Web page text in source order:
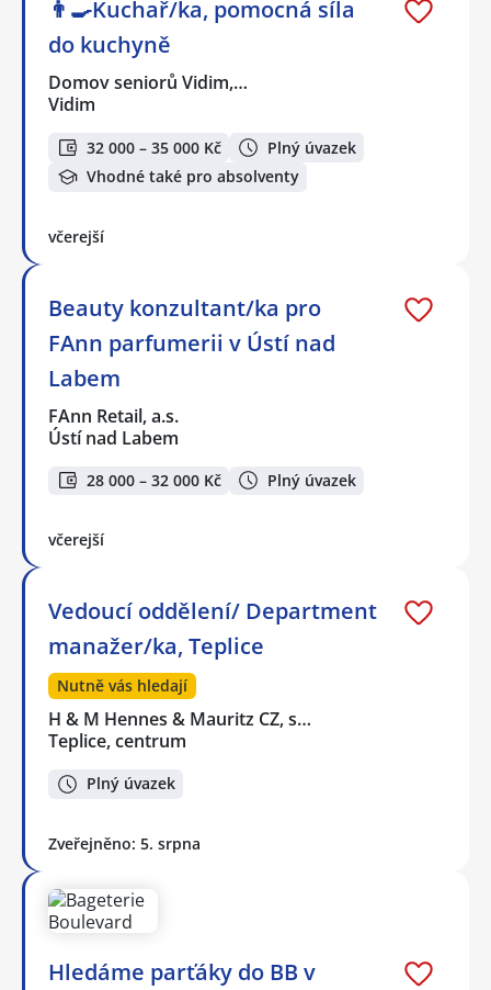
👨‍🍳Kuchař/ka, pomocná síla
do kuchyně
Domov seniorů Vidim,…
Vidim
32 000 – 35 000 Kč
Plný úvazek
Vhodné také pro absolventy
včerejší
Beauty konzultant/ka pro
FAnn parfumerii v Ústí nad
Labem
FAnn Retail, a.s.
Ústí nad Labem
28 000 – 32 000 Kč Plný úvazek
včerejší
Vedoucí oddělení/ Department
manažer/ka, Teplice
Nutně vás hledají
H & M Hennes & Mauritz CZ, s…
Teplice, centrum
Plný úvazek
Zveřejněno: 5. srpna
Hledáme parťáky do BB v